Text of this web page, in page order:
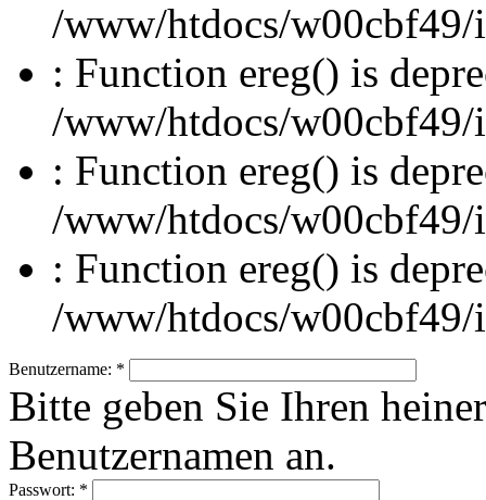
/www/htdocs/
: Function ereg() is
/www/htdocs/
: Function ereg() is
/www/htdocs/
: Function ereg() is
/www/htdocs/
Benutzername: *
Bitte geben Sie Ihren
Benutzernamen an.
Passwort: *